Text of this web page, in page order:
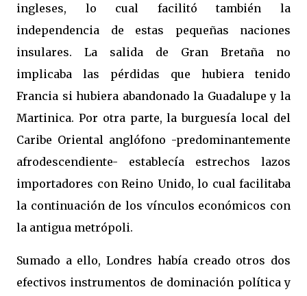
ingleses, lo cual facilitó también la
independencia de estas pequeñas naciones
insulares. La salida de Gran Bretaña no
implicaba las pérdidas que hubiera tenido
Francia si hubiera abandonado la Guadalupe y la
Martinica. Por otra parte, la burguesía local del
Caribe Oriental anglófono -predominantemente
afrodescendiente- establecía estrechos lazos
importadores con Reino Unido, lo cual facilitaba
la continuación de los vínculos económicos con
la antigua metrópoli.
Sumado a ello, Londres había creado otros dos
efectivos instrumentos de dominación política y